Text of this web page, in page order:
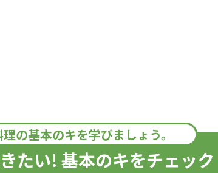
の基本のキを学びましょう。
たい! 基本のキをチェッ